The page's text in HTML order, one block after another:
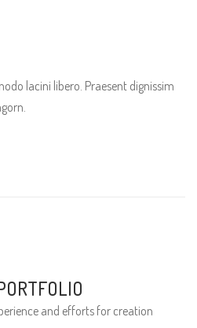
lacini libero. Praesent dignissim
and efforts for creation